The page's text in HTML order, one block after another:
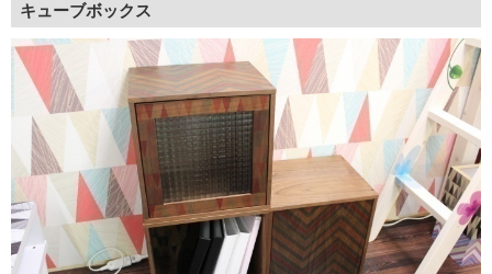
キューブボックス